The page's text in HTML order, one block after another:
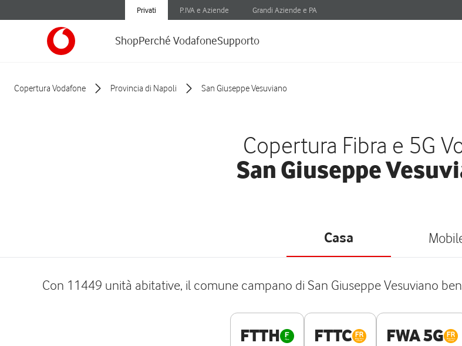
Privati P.IVA e Aziende Grandi Aziende e PA
ShopPerché VodafoneSupporto
Copertura Vodafone Provincia di Napoli San Giuseppe Vesuviano
Copertura Fibra e 5G
San Giuseppe
Casa
Con 11449 unità abitative, il comune campano di San Giuseppe Vesuviano
FTTH FTTC FWA 5G